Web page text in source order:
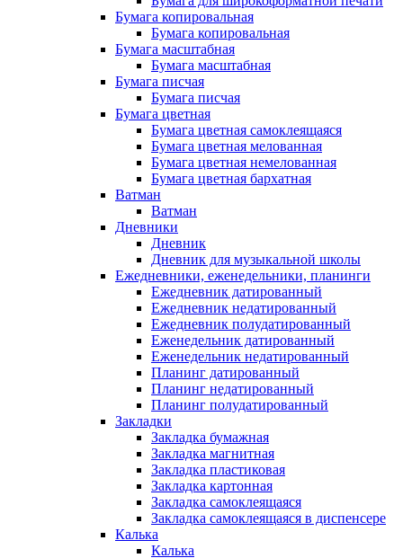
Бумага копировальная
Бумага копировальная
Бумага масштабная
Бумага масштабная
Бумага писчая
Бумага писчая
Бумага цветная
Бумага цветная самоклеящаяся
Бумага цветная мелованная
Бумага цветная немелованная
Бумага цветная бархатная
Ватман
Ватман
Дневники
Дневник
Дневник для музыкальной школы
Ежедневники, еженедельники, планинги
Ежедневник датированный
Ежедневник недатированный
Ежедневник полудатированный
Еженедельник датированный
Еженедельник недатированный
Планинг датированный
Планинг недатированный
Планинг полудатированный
Закладки
Закладка бумажная
Закладка магнитная
Закладка пластиковая
Закладка картонная
Закладка самоклеящаяся
Закладка самоклеящаяся в диспенсере
Калька
Калька